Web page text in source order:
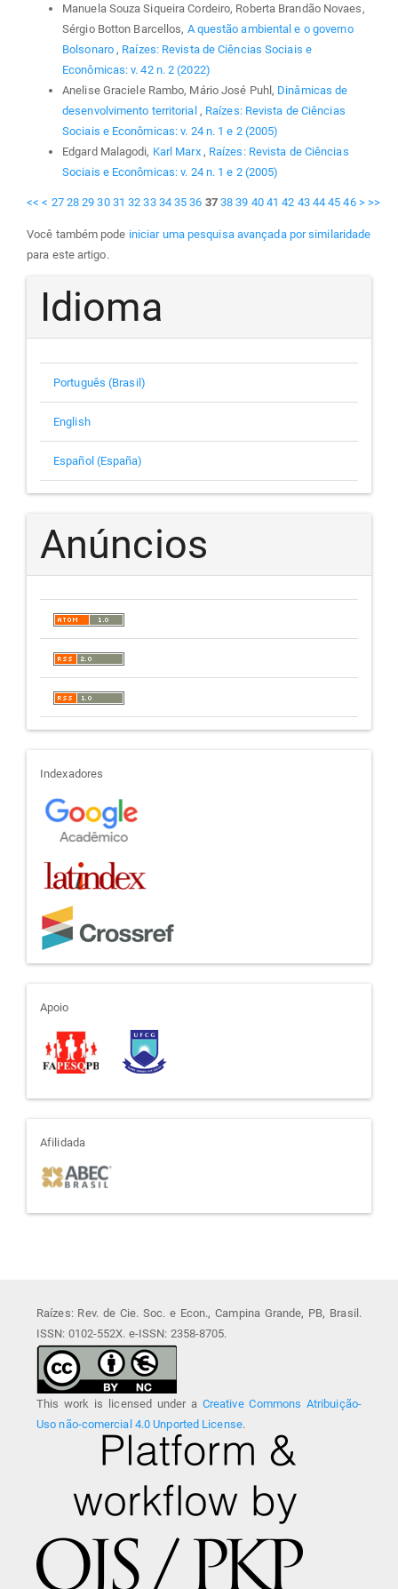
Manuela Souza Siqueira Cordeiro, Roberta Brandão Novaes,
Sérgio Botton Barcellos, A questão ambiental e o governo
Bolsonaro , Raízes: Revista de Ciências Sociais e
Econômicas: v. 42 n. 2 (2022)
Anelise Graciele Rambo, Mário José Puhl, Dinâmicas de
desenvolvimento territorial , Raízes: Revista de Ciências
Sociais e Econômicas: v. 24 n. 1 e 2 (2005)
Edgard Malagodi, Karl Marx , Raízes: Revista de Ciências
Sociais e Econômicas: v. 24 n. 1 e 2 (2005)
<< < 27 28 29 30 31 32 33 34 35 36 37 38 39 40 41 42 43 44 45 46 > >>
Você também pode iniciar uma pesquisa avançada por similaridade
para este artigo.
Idioma
Português (Brasil)
English
Español (España)
Anúncios
indexadores
Indexadores
apoio
Apoio
afiliada
Afilidada
Raízes: Rev. de Cie. Soc. e Econ., Campina Grande, PB, Brasil.
ISSN: 0102-552X. e-ISSN: 2358-8705.
This work is licensed under a Creative Commons Atribuição-
Uso não-comercial 4.0 Unported License.